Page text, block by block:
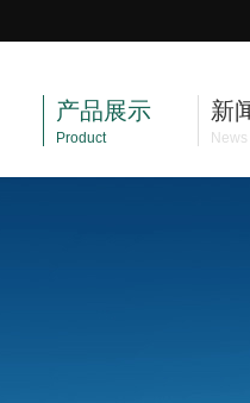
产品展示
Product
新
News